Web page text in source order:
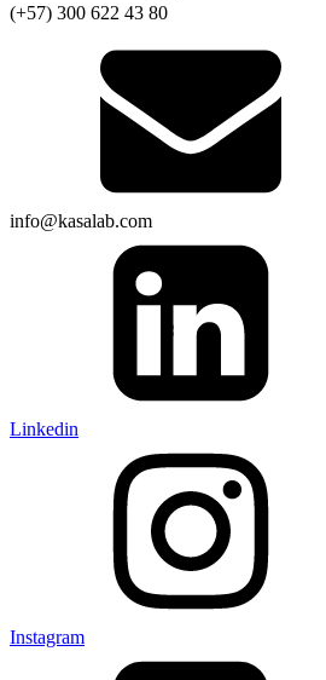
(+57) 300 622 43 80
info@kasalab.com
Linkedin
Instagram